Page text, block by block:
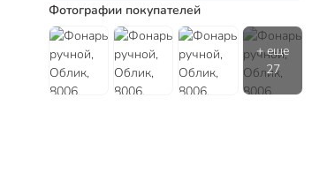
Фотографии покупателей